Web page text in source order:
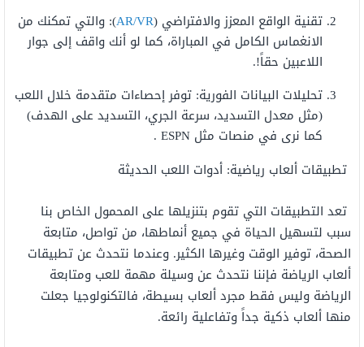
تقنية الواقع المعزز والافتراضي (AR/VR): والتي تمكنك من
الانغماس الكامل في المباراة، كما لو أنك واقف إلى جوار
اللاعبين حقاً!.
تحليلات البيانات الفورية: توفر إحصاءات متقدمة خلال اللعب
(مثل معدل التسديد، سرعة الجري، التسديد على الهدف)
كما نرى في منصات مثل ESPN .
تطبيقات ألعاب رياضية: أدوات اللعب الحديثة
تعد التطبيقات التي تقوم بتنزيلها على المحمول الخاص بنا
سبب لتسهيل الحياة في جميع أنماطها، من تواصل، متابعة
الصحة، توفير الوقت وغيرها الكثير. وعندما نتحدث عن تطبيقات
ألعاب الرياضة فإننا نتحدث عن وسيلة مهمة للعب ومتابعة
الرياضة وليس فقط مجرد ألعاب بسيطة، فالتكنولوجيا جعلت
منها ألعاب ذكية جداً وتفاعلية رائعة.